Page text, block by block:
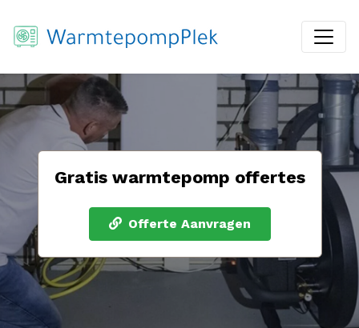
Gratis warmtepomp offertes
Offerte Aanvragen